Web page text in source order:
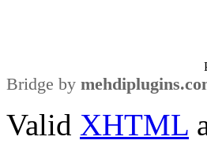
Bridge by
Valid XHTML